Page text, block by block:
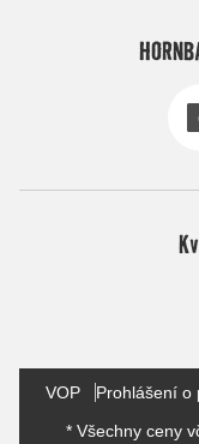
VOP Prohlášení o
* Všechny ceny